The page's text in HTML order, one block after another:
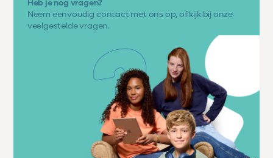
Heb je nog vragen?
Neem eenvoudig contact met ons op, of kijk bij onze
veelgestelde vragen.